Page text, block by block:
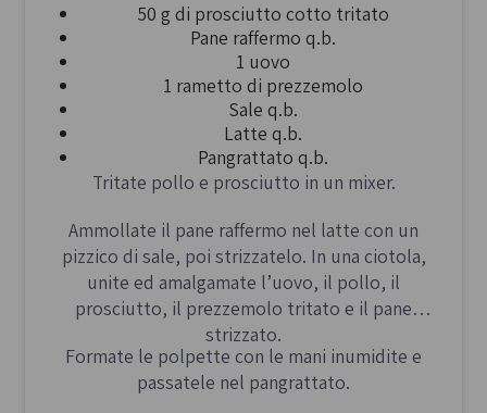
50 g di prosciutto cotto tritato
Pane raffermo q.b.
1 uovo
1 rametto di prezzemolo
Sale q.b.
Latte q.b.
Pangrattato q.b.
Tritate pollo e prosciutto in un mixer.
Ammollate il pane raffermo nel latte con un
pizzico di sale, poi strizzatelo. In una ciotola,
unite ed amalgamate l’uovo, il pollo, il
prosciutto, il prezzemolo tritato e il pane
strizzato.
Formate le polpette con le mani inumidite e
passatele nel pangrattato.